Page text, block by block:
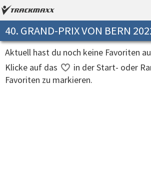
40. GRAND-PRIX VON BERN
Aktuell hast du noch keine Favoriten
Klicke auf das
in der Start- oder
Favoriten zu markieren.